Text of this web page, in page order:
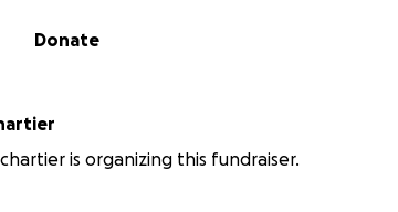
Donate
is organizing this fundraiser.